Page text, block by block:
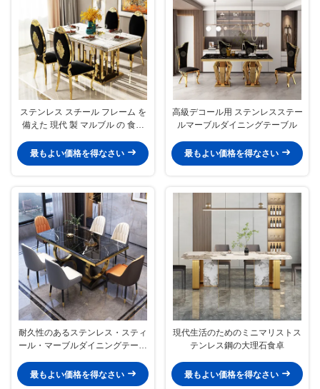
ステンレス スチール フレーム を
備えた 現代 製 マルブル の 食卓
最もよい価格を得なさい
高級デコール用 ステンレスステー
ルマーブルダイニングテーブル
最もよい価格を得なさい
耐久性のあるステンレス・スティ
ール・マーブルダイニングテーブ
最もよい価格を得なさい
現代生活のためのミニマリストス
テンレス鋼の大理石食卓
最もよい価格を得なさい